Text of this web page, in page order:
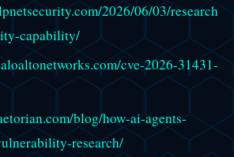
2026/06/03/research
capability/
cve-2026-31431-
blog/how-ai-agents-
research/